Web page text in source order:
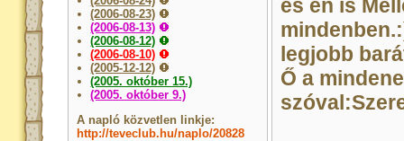
(2006-08-23)
(2006-08-13)
(2006-08-12)
(2006-08-10)
(2005-12-12)
(2005. október 15.)
(2005. október 9.)
A napló közvetlen linkje:
http://teveclub.hu/naplo/20828
és én is
legjobb
Ő a